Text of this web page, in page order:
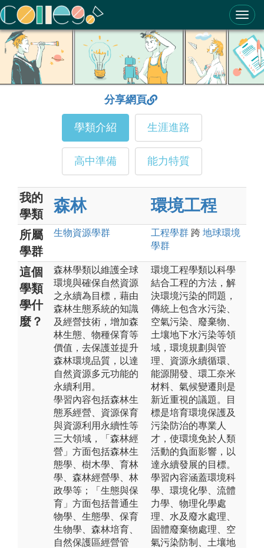
ColleGo! 大學選才與高中育才輔助系統
分享網頁
學類介紹 生涯進路
高中準備 能力特質
我的
學類
森林 環境工程
所屬
學群
生物資源學群 工程學群 跨 地球環境
學群
這個
學類
學什
麼？
森林學類以維護全球
環境與確保自然資源
之永續為目標，藉由
森林生態系統的知識
及經營技術，增加森
林生態、物種保育等
價值，去保護並提升
森林環境品質，以達
自然資源多元功能的
永續利用。
學習內容包括森林生
態系經營、資源保育
與資源利用永續性等
三大領域，「森林經
營」方面包括森林生
態學、樹木學、育林
學、森林經營學、林
政學等；「生態與保
育」方面包括普通生
物學、生態學、保育
生物學、森林培育、
自然保護區經營管
環境工程學類以科學
結合工程的方法，解
決環境污染的問題，
傳統上包含水污染、
空氣污染、廢棄物、
土壤地下水污染等領
域，環境規劃與管
理、資源永續循環、
能源開發、環工奈米
材料、氣候變遷則是
新近重視的議題。目
標是培育環境保護及
污染防治的專業人
才，使環境免於人類
活動的負面影響，以
達永續發展的目標。
學習內容涵蓋環境科
學、環境化學、流體
力學、物理化學處
理、水及廢水處理、
固體廢棄物處理、空
氣污染防制、土壤地